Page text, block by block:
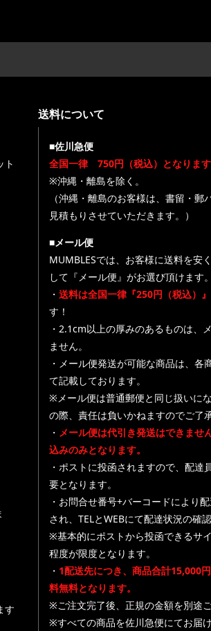
ト
す
送料について
■佐川急便
全国一律 750円（税込）となります
※沖縄・離島を除く。
（沖縄・離島のお客様は、書留・郵
見積もりさせていただきます。）
■メール便
MUMBLESでは、お客様に送料を安
して『メール便』がお選び頂けます。
・ 送料は全国一律『250円（税込）』
す！
・2.1cm以上の厚みのあるものは、
ません。
・メール便発送が可能な商品は、各
て記載しております。
※メール便は普通郵便と同じ扱いに
の際、責任は負いかねますのでご了
・ メール便は代引き発送はできませ
込みのみとなります。
・ポストに投函されますので、配達
要となります。
・お問合せ番号+バーコードにより
され、TELとWEBにて配達状況の確
※基本的にポストから投函できるサ
程度が限度となります。
・ 1配送先につき、商品合計15,000
料無料となります。
※ご注文完了後、正規の金額を別途
※すべての商品を佐川急便にてお届け